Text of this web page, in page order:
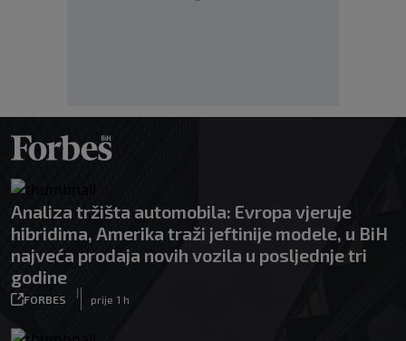
Analiza tržišta automobila: Evropa vjeruje
hibridima, Amerika traži jeftinije modele, u BiH
najveća prodaja novih vozila u posljednje tri
godine
FORBES
|
prije 1 h